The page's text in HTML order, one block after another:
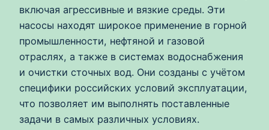
включая агрессивные и вязкие среды. Эти
насосы находят широкое применение в горной
промышленности, нефтяной и газовой
отраслях, а также в системах водоснабжения
и очистки сточных вод. Они созданы с учётом
специфики российских условий эксплуатации,
что позволяет им выполнять поставленные
задачи в самых различных условиях.